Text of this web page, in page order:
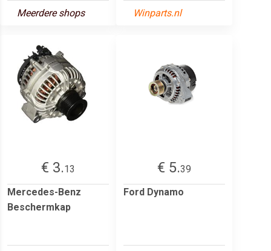
Meerdere shops Winparts.nl
€ 3.13
Mercedes-Benz
Beschermkap
€ 5.39
Ford Dynamo